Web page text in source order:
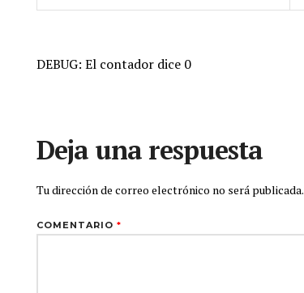
DEBUG: El contador dice 0
Deja una respuesta
Tu dirección de correo electrónico no será publicada.
COMENTARIO *